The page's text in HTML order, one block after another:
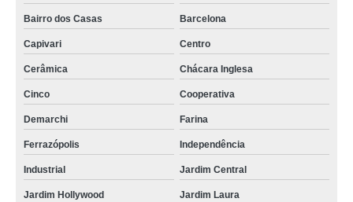
Bairro dos Casas Barcelona
Capivari Centro
Cerâmica Chácara Inglesa
Cinco Cooperativa
Demarchi Farina
Ferrazópolis Independência
Industrial Jardim Central
Jardim Hollywood Jardim Laura